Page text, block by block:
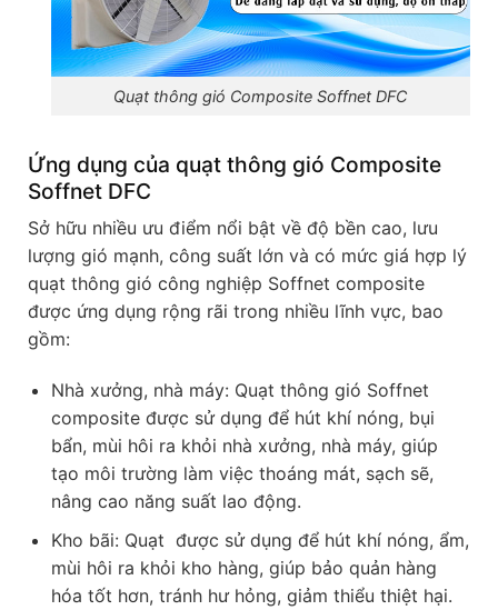
Quạt thông gió Composite Soffnet DFC
Ứng dụng của quạt thông gió Composite
Soffnet DFC
Sở hữu nhiều ưu điểm nổi bật về độ bền cao, lưu
lượng gió mạnh, công suất lớn và có mức giá hợp lý
quạt thông gió công nghiệp Soffnet composite
được ứng dụng rộng rãi trong nhiều lĩnh vực, bao
gồm:
Nhà xưởng, nhà máy: Quạt thông gió Soffnet
composite được sử dụng để hút khí nóng, bụi
bẩn, mùi hôi ra khỏi nhà xưởng, nhà máy, giúp
tạo môi trường làm việc thoáng mát, sạch sẽ,
nâng cao năng suất lao động.
Kho bãi: Quạt được sử dụng để hút khí nóng, ẩm,
mùi hôi ra khỏi kho hàng, giúp bảo quản hàng
hóa tốt hơn, tránh hư hỏng, giảm thiểu thiệt hại.